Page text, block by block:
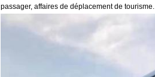
passager, affaires de déplacement de tourisme.